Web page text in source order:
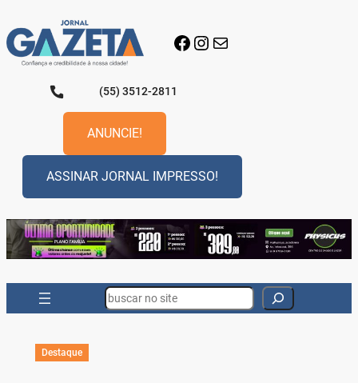
para
o
conteúdo
Facebook
Instagram
E-mail
(55) 3512-2811
ANUNCIE!
ASSINAR JORNAL IMPRESSO!
Search
Destaque